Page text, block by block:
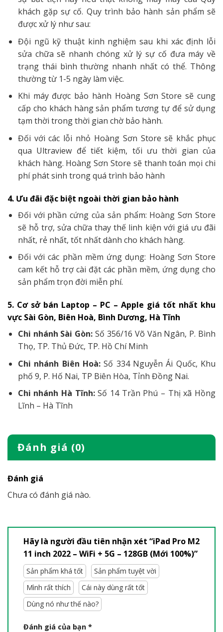
khách gặp sự cố. Quy trình bảo hành sản phẩm sẽ
được xử lý như sau:
Đội ngũ kỹ thuật kinh nghiệm sau khi xác định lỗi
sửa chữa sẽ nhanh chóng xử lý sự cố đưa máy về
trạng thái bình thường nhanh nhất có thể. Thông
thường từ 1-5 ngày làm việc.
Khi máy được bảo hành Hoàng Sơn Store sẽ cung
cấp cho khách hàng sản phẩm tương tự để sử dụng
tạm thời trong thời gian chờ bảo hành.
Đối với các lỗi nhỏ Hoàng Sơn Store sẽ khắc phục
qua Ultraview để tiết kiệm, tối ưu thời gian của
khách hàng. Hoàng Sơn Store sẽ thanh toán mọi chi
phí phát sinh trong quá trình bảo hành
4. Ưu đãi đặc biệt ngoài thời gian bảo hành
Đối với phần cứng của sản phẩm: Hoàng Sơn Store
sẽ hỗ trợ, sửa chữa thay thế linh kiện với giá ưu đãi
nhất, rẻ nhất, tốt nhất dành cho khách hàng.
Đối với các phần mềm ứng dụng: Hoàng Sơn Store
cam kết hỗ trợ cài đặt các phần mềm, ứng dụng cho
sản phẩm trọn đời miễn phí.
5. Cơ sở bán Laptop – PC – Apple giá tốt nhất khu
vực Sài Gòn, Biên Hoà, Bình Dương, Hà Tĩnh
Chi nhánh Sài Gòn:Số 356/16 Võ Văn Ngân, P. Bình
Thọ, TP. Thủ Đức, TP. Hồ Chí Minh
Chi nhánh Biên Hoà:Số 334 Nguyễn Ái Quốc, Khu
phố 9, P. Hố Nai, TP Biên Hòa, Tỉnh Đồng Nai.
Chi nhánh Hà Tĩnh:Số 14 Trần Phú – Thị xã Hồng
Lĩnh – Hà Tĩnh
Đánh giá (0)
Đánh giá
Chưa có đánh giá nào.
Hãy là người đầu tiên nhận xét “iPad Pro M2
11 inch 2022 – WiFi + 5G – 128GB (Mới 100%)”
Sản phẩm khá tốt
Sản phẩm tuyệt vời
Mình rất thích
Cái này dùng rất tốt
Dùng nó như thế nào?
Đánh giá của bạn *